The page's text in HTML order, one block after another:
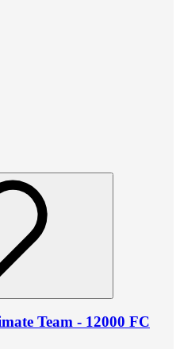
Team - 12000 FC